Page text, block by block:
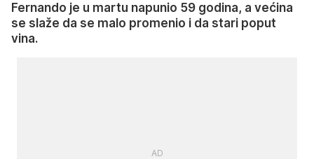
Fernando je u martu napunio 59 godina, a većina
se slaže da se malo promenio i da stari poput
vina.